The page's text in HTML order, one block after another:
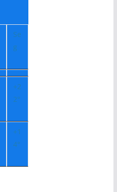
Se
g
+2
2°
+1
4°